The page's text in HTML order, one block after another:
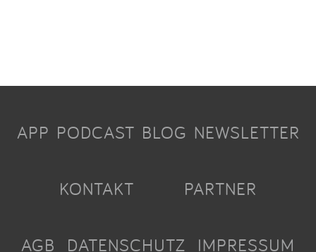
APP PODCAST BLOG NEWSLETTER
KONTAKT PARTNER
AGB DATENSCHUTZ IMPRESSUM